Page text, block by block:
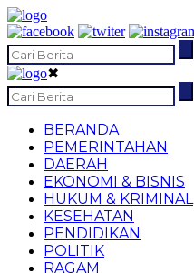
✖
BERANDA
PEMERINTAHAN
DAERAH
EKONOMI & BISNIS
HUKUM & KRIMINAL
KESEHATAN
PENDIDIKAN
POLITIK
RAGAM